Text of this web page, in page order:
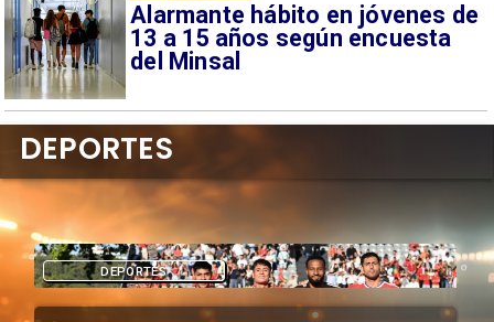
Alarmante hábito en jóvenes de
13 a 15 años según encuesta
del Minsal
DEPORTES
DEPORTES